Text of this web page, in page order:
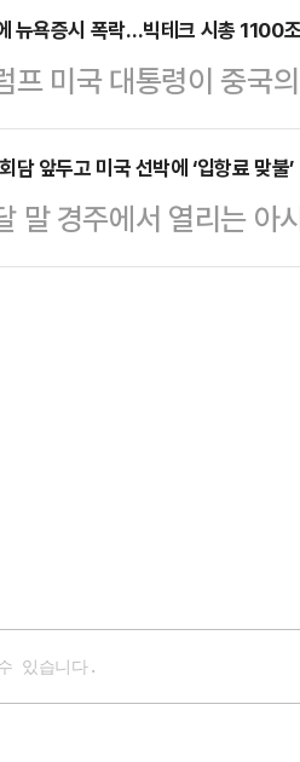
벌었고, 그 수익의 일
통령이 언급한 ‘4주 후
통령은 1일(현지시간)
피해가 심각하다”며
했기 때문”이라고 지적
중 일부를 농가를 돕
않겠다. 4주 후에 시 주
이라고 …
뉴욕증시 폭락…빅테크 시총 1100
프 미국 대통령이 중국
대규모 관세 인상을 예
(현지시간) 뉴욕증시
이 하루 만에 1100조
시에서 다우존스30 산
담 앞두고 미국 선박에 ‘입항료 맞불’
말 경주에서 열리는
국 선박을 대상으로 입